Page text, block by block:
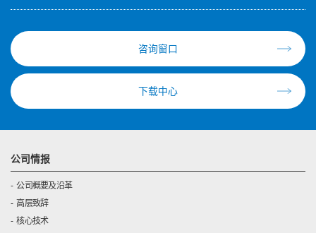
咨询窗口
下载中心
公司情报
公司概要及沿革
高层致辞
核心技术